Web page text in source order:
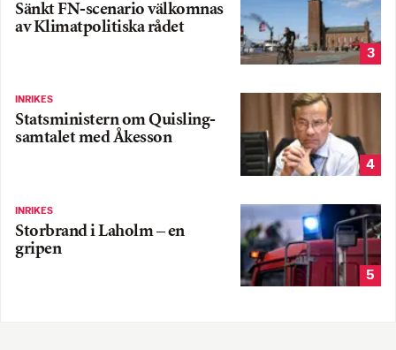
Sänkt FN-scenario välkomnas
av Klimatpolitiska rådet
3
INRIKES
Statsministern om Quisling-
samtalet med Åkesson
4
INRIKES
Storbrand i Laholm – en
gripen
5